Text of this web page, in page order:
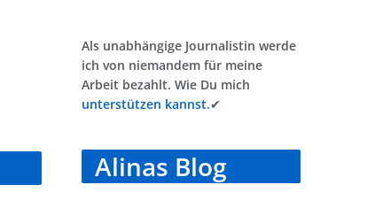
Als unabhängige Journalistin werde
ich von niemandem für meine
Arbeit bezahlt. Wie Du mich
unterstützen kannst.✔
Alinas Blog